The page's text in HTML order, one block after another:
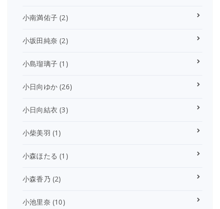
小南満佑子 (2)
小坂田純奈 (2)
小島瑠璃子 (1)
小日向ゆか (26)
小日向結衣 (3)
小柴美羽 (1)
小森ほたる (1)
小森香乃 (2)
小池里奈 (10)